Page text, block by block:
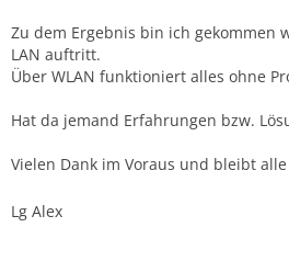
Zu dem Ergebnis bin ich gekommen
LAN auftritt.
Über WLAN funktioniert alles ohne
Hat da jemand Erfahrungen bzw.
Vielen Dank im Voraus und bleibt
Lg Alex